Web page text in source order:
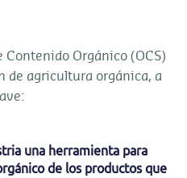
Contenido Orgánico (OCS)
de agricultura orgánica, a
una herramienta para
de los productos que